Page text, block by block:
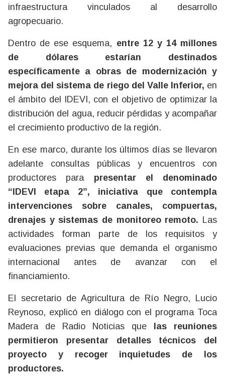
infraestructura vinculados al desarrollo
agropecuario.
Dentro de ese esquema, entre 12 y 14 millones
de dólares estarían destinados
específicamente a obras de modernización y
mejora del sistema de riego del Valle Inferior, en
el ámbito del IDEVI, con el objetivo de optimizar la
distribución del agua, reducir pérdidas y acompañar
el crecimiento productivo de la región.
En ese marco, durante los últimos días se llevaron
adelante consultas públicas y encuentros con
productores para presentar el denominado
“IDEVI etapa 2”, iniciativa que contempla
intervenciones sobre canales, compuertas,
drenajes y sistemas de monitoreo remoto. Las
actividades forman parte de los requisitos y
evaluaciones previas que demanda el organismo
internacional antes de avanzar con el
financiamiento.
El secretario de Agricultura de Río Negro, Lucio
Reynoso, explicó en diálogo con el programa Toca
Madera de Radio Noticias que
las reuniones
permitieron presentar detalles técnicos del
proyecto y recoger inquietudes de los
productores.